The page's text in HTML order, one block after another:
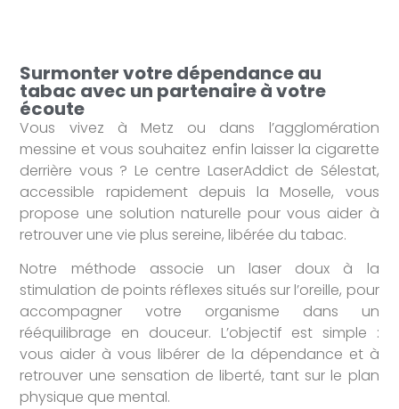
Surmonter votre dépendance au
tabac avec un partenaire à votre
écoute
Vous vivez à Metz ou dans l’agglomération
messine et vous souhaitez enfin laisser la cigarette
derrière vous ? Le centre LaserAddict de Sélestat,
accessible rapidement depuis la Moselle, vous
propose une solution naturelle pour vous aider à
retrouver une vie plus sereine, libérée du tabac.
Notre méthode associe un laser doux à la
stimulation de points réflexes situés sur l’oreille, pour
accompagner votre organisme dans un
rééquilibrage en douceur. L’objectif est simple :
vous aider à vous libérer de la dépendance et à
retrouver une sensation de liberté, tant sur le plan
physique que mental.